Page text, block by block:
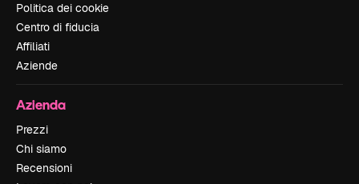
Politica dei cookie
Centro di fiducia
Affiliati
Aziende
Azienda
Prezzi
Chi siamo
Recensioni